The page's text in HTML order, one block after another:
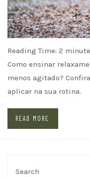
Reading Time: 2
Como ensinar
menos agitado?
aplicar na sua rotina.
READ MORE
Search